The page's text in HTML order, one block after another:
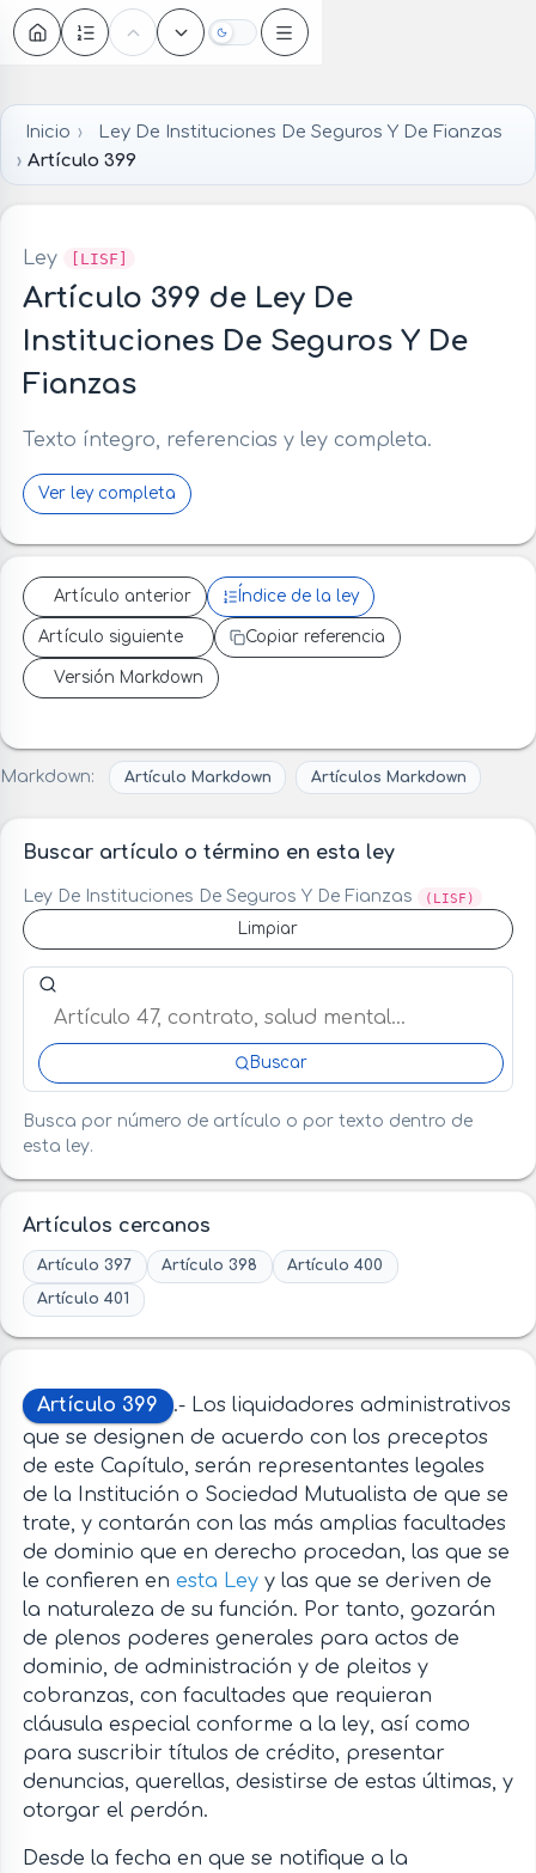
Oscuro
Inicio
Ley De Instituciones De Seguros Y De Fianzas
Artículo 399
Ley [LISF]
Artículo 399 de Ley De
Instituciones De Seguros Y De
Fianzas
Texto íntegro, referencias y ley completa.
Ver ley completa
Artículo anterior Índice de la ley
Artículo siguiente Copiar referencia
Versión Markdown
Markdown: Artículo Markdown Artículos Markdown
Buscar artículo o término en esta ley
Ley De Instituciones De Seguros Y De Fianzas (LISF)
Limpiar
Buscar artículo o término en esta ley
Buscar
Busca por número de artículo o por texto dentro de
esta ley.
Artículos cercanos
Artículo 397 Artículo 398
Artículo 400
Artículo 401
Artículo 399
.- Los liquidadores administrativos
que se designen de acuerdo con los preceptos
de este Capítulo, serán representantes legales
de la Institución o Sociedad Mutualista de que se
trate, y contarán con las más amplias facultades
de dominio que en derecho procedan, las que se
le confieren en esta Leyy las que se deriven de
la naturaleza de su función. Por tanto, gozarán
de plenos poderes generales para actos de
dominio, de administración y de pleitos y
cobranzas, con facultades que requieran
cláusula especial conforme a la ley, así como
para suscribir títulos de crédito, presentar
denuncias, querellas, desistirse de estas últimas, y
otorgar el perdón.
Desde la fecha en que se notifique a la